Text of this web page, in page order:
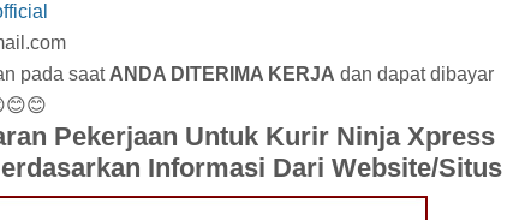
pada saat ANDA DITERIMA KERJA dan dapat dibayar
Pekerjaan Untuk Kurir Ninja Xpress
Informasi Dari Website/Situs